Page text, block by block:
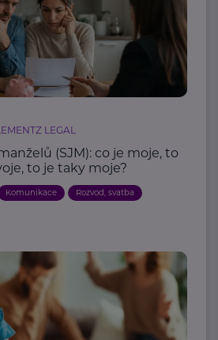
LEGAL
(SJM): co je moje, to
to je taky moje?
Komunikace Rozvod, svatba